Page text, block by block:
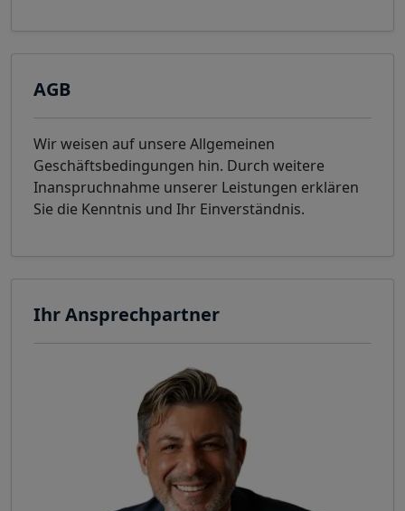
AGB
Wir weisen auf unsere Allgemeinen
Geschäftsbedingungen hin. Durch weitere
Inanspruchnahme unserer Leistungen erklären
Sie die Kenntnis und Ihr Einverständnis.
Ihr Ansprechpartner